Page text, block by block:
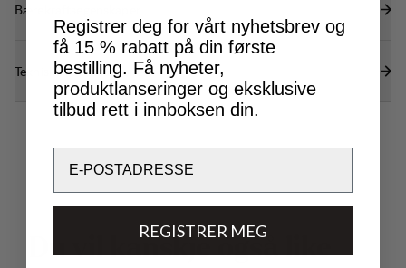
Bærekraftsegenskaper
Tekniske spesifikasjoner
u vil kanskje også like
Registrer deg for vårt nyhetsbrev og
få 15 % rabatt på din første
bestilling. Få nyheter,
produktlanseringer og eksklusive
tilbud rett i innboksen din.
REGISTRER MEG